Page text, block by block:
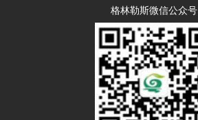
格林勒斯微信公众号